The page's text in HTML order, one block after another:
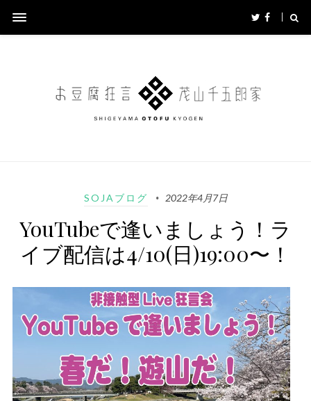
SOJAブログ 2022年4月7日
YouTubeで逢いましょう！ラ
イブ配信は4/10(日)19:00〜！